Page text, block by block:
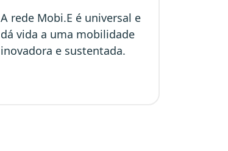
A rede Mobi.E é universal e
dá vida a uma mobilidade
inovadora e sustentada.